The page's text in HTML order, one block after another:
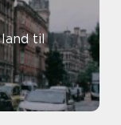
til